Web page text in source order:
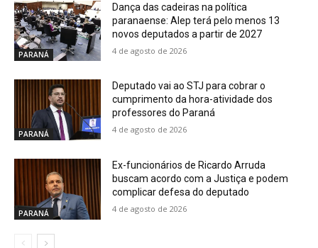
PARANÁ
Dança das cadeiras na política
paranaense: Alep terá pelo menos 13
novos deputados a partir de 2027
4 de agosto de 2026
PARANÁ
Deputado vai ao STJ para cobrar o
cumprimento da hora-atividade dos
professores do Paraná
4 de agosto de 2026
PARANÁ
Ex-funcionários de Ricardo Arruda
buscam acordo com a Justiça e podem
complicar defesa do deputado
4 de agosto de 2026